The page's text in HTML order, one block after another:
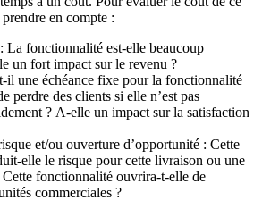
en compte :
La fonctionnalité est-elle beaucoup
un fort impact sur le revenu ?
il une échéance fixe pour la fonctionnalité
perdre des clients si elle n’est pas
? A-elle un impact sur la satisfaction
et/ou ouverture d’opportunité : Cette
elle le risque pour cette livraison ou une
fonctionnalité ouvrira-t-elle de
commerciales ?